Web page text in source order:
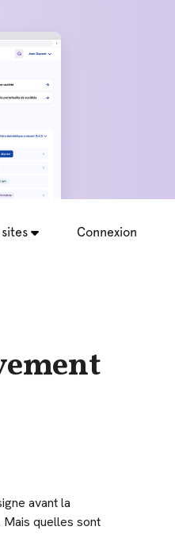
Connexion
avant la
quelles sont